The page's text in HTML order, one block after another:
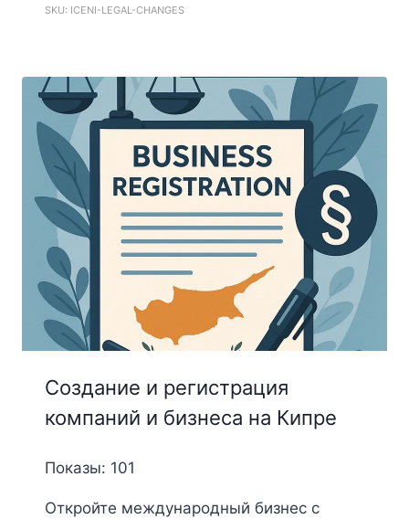
SKU: ICENI-LEGAL-CHANGES
Создание и регистрация
компаний и бизнеса на Кипре
Показы: 101
Откройте международный бизнес с